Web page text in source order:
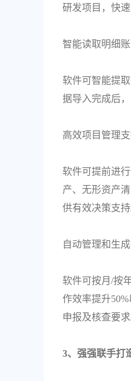
研发项目，快
智能读取明细
软件可智能提
据导入完成后
高效项目管理
软件可提前进
产、无形资产
供有效决策支持
自动管理和生
软件可按月/按
作效率提升
申报及核查要求
3、强强联手打